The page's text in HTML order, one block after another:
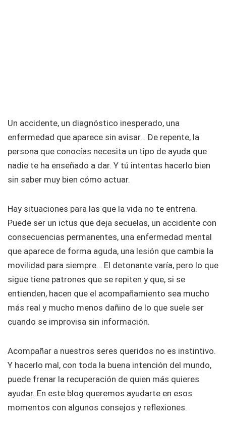
Un accidente, un diagnóstico inesperado, una
enfermedad que aparece sin avisar… De repente, la
persona que conocías necesita un tipo de ayuda que
nadie te ha enseñado a dar. Y tú intentas hacerlo bien
sin saber muy bien cómo actuar.
Hay situaciones para las que la vida no te entrena.
Puede ser un ictus que deja secuelas, un accidente con
consecuencias permanentes, una enfermedad mental
que aparece de forma aguda, una lesión que cambia la
movilidad para siempre… El detonante varía, pero lo que
sigue tiene patrones que se repiten y que, si se
entienden, hacen que el acompañamiento sea mucho
más real y mucho menos dañino de lo que suele ser
cuando se improvisa sin información.
Acompañar a nuestros seres queridos no es instintivo.
Y hacerlo mal, con toda la buena intención del mundo,
puede frenar la recuperación de quien más quieres
ayudar. En este blog queremos ayudarte en esos
momentos con algunos consejos y reflexiones.